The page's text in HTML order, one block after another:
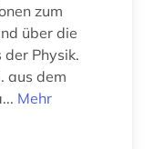
zum
über die
Physik.
aus dem
Mehr